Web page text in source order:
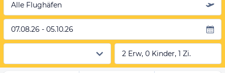
Alle Flughäfen
07.08.26 - 05.10.26
2 Erw, 0 Kinder, 1 Zi.